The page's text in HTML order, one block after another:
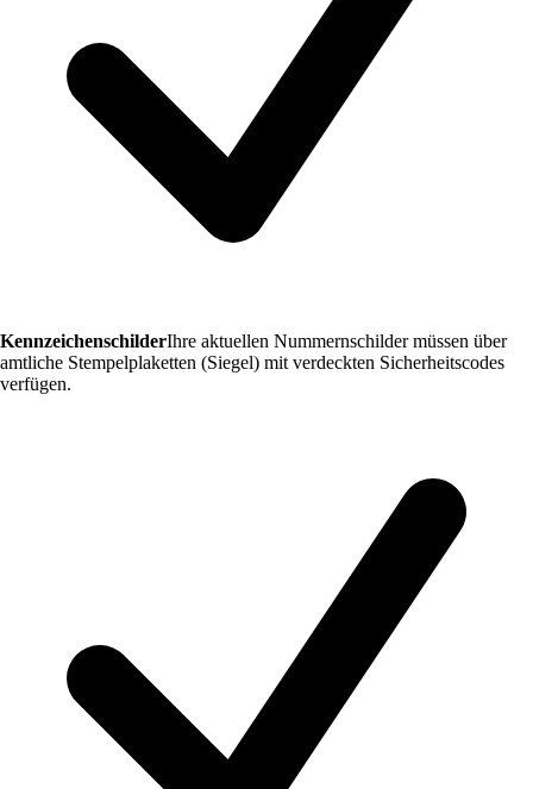
KennzeichenschilderIhre aktuellen Nummernschilder müssen über
amtliche Stempelplaketten (Siegel) mit verdeckten Sicherheitscodes
verfügen.